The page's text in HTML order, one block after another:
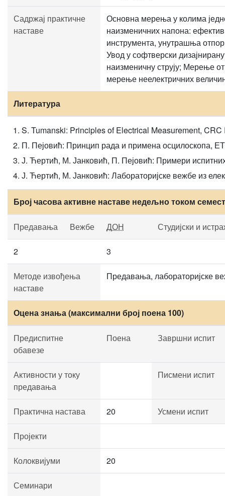
Садржај практичне
наставе
Основна мерења у колима
наизменичних напона:
инструмента, унутрашња
Увод у софтверски
наизменичну струју; Мерење
мерење неелектричних
Литература
S. Tumanski: Principles of Electrical Measurement, CRC
П. Пејовић: Принцип рада и примена осцилоскопа,
Ј. Ћертић, М. Јанковић, П. Пејовић: Примери
Ј. Ћертић, М. Јанковић: Лабораторијске вежбе из
Број часова активне наставе недељно током
Предавања Вежбе ДОН Студијски и
2 3
Методе извођења
наставе
Предавања, лабораторијске
Оцена знања (максимални број поена 100)
Предиспитне
обавезе
Поена Завршни испит
Активности у току
предавања
Писмени испит
Практична настава 20 Усмени испит
Пројекти
Колоквијуми 20
Семинари